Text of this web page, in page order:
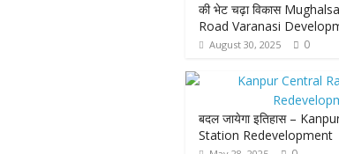
की भेट चढ़ा विकास
Road Varanasi
August 30, 2025 0
बदल जायेगा इतिहास –
Station Redevelopment